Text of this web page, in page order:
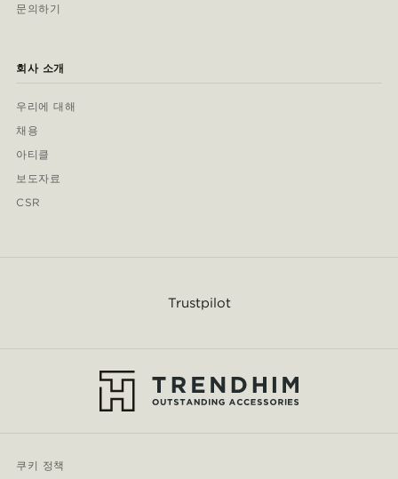
문의하기
회사 소개
우리에 대해
채용
아티클
보도자료
CSR
Trustpilot
쿠키 정책